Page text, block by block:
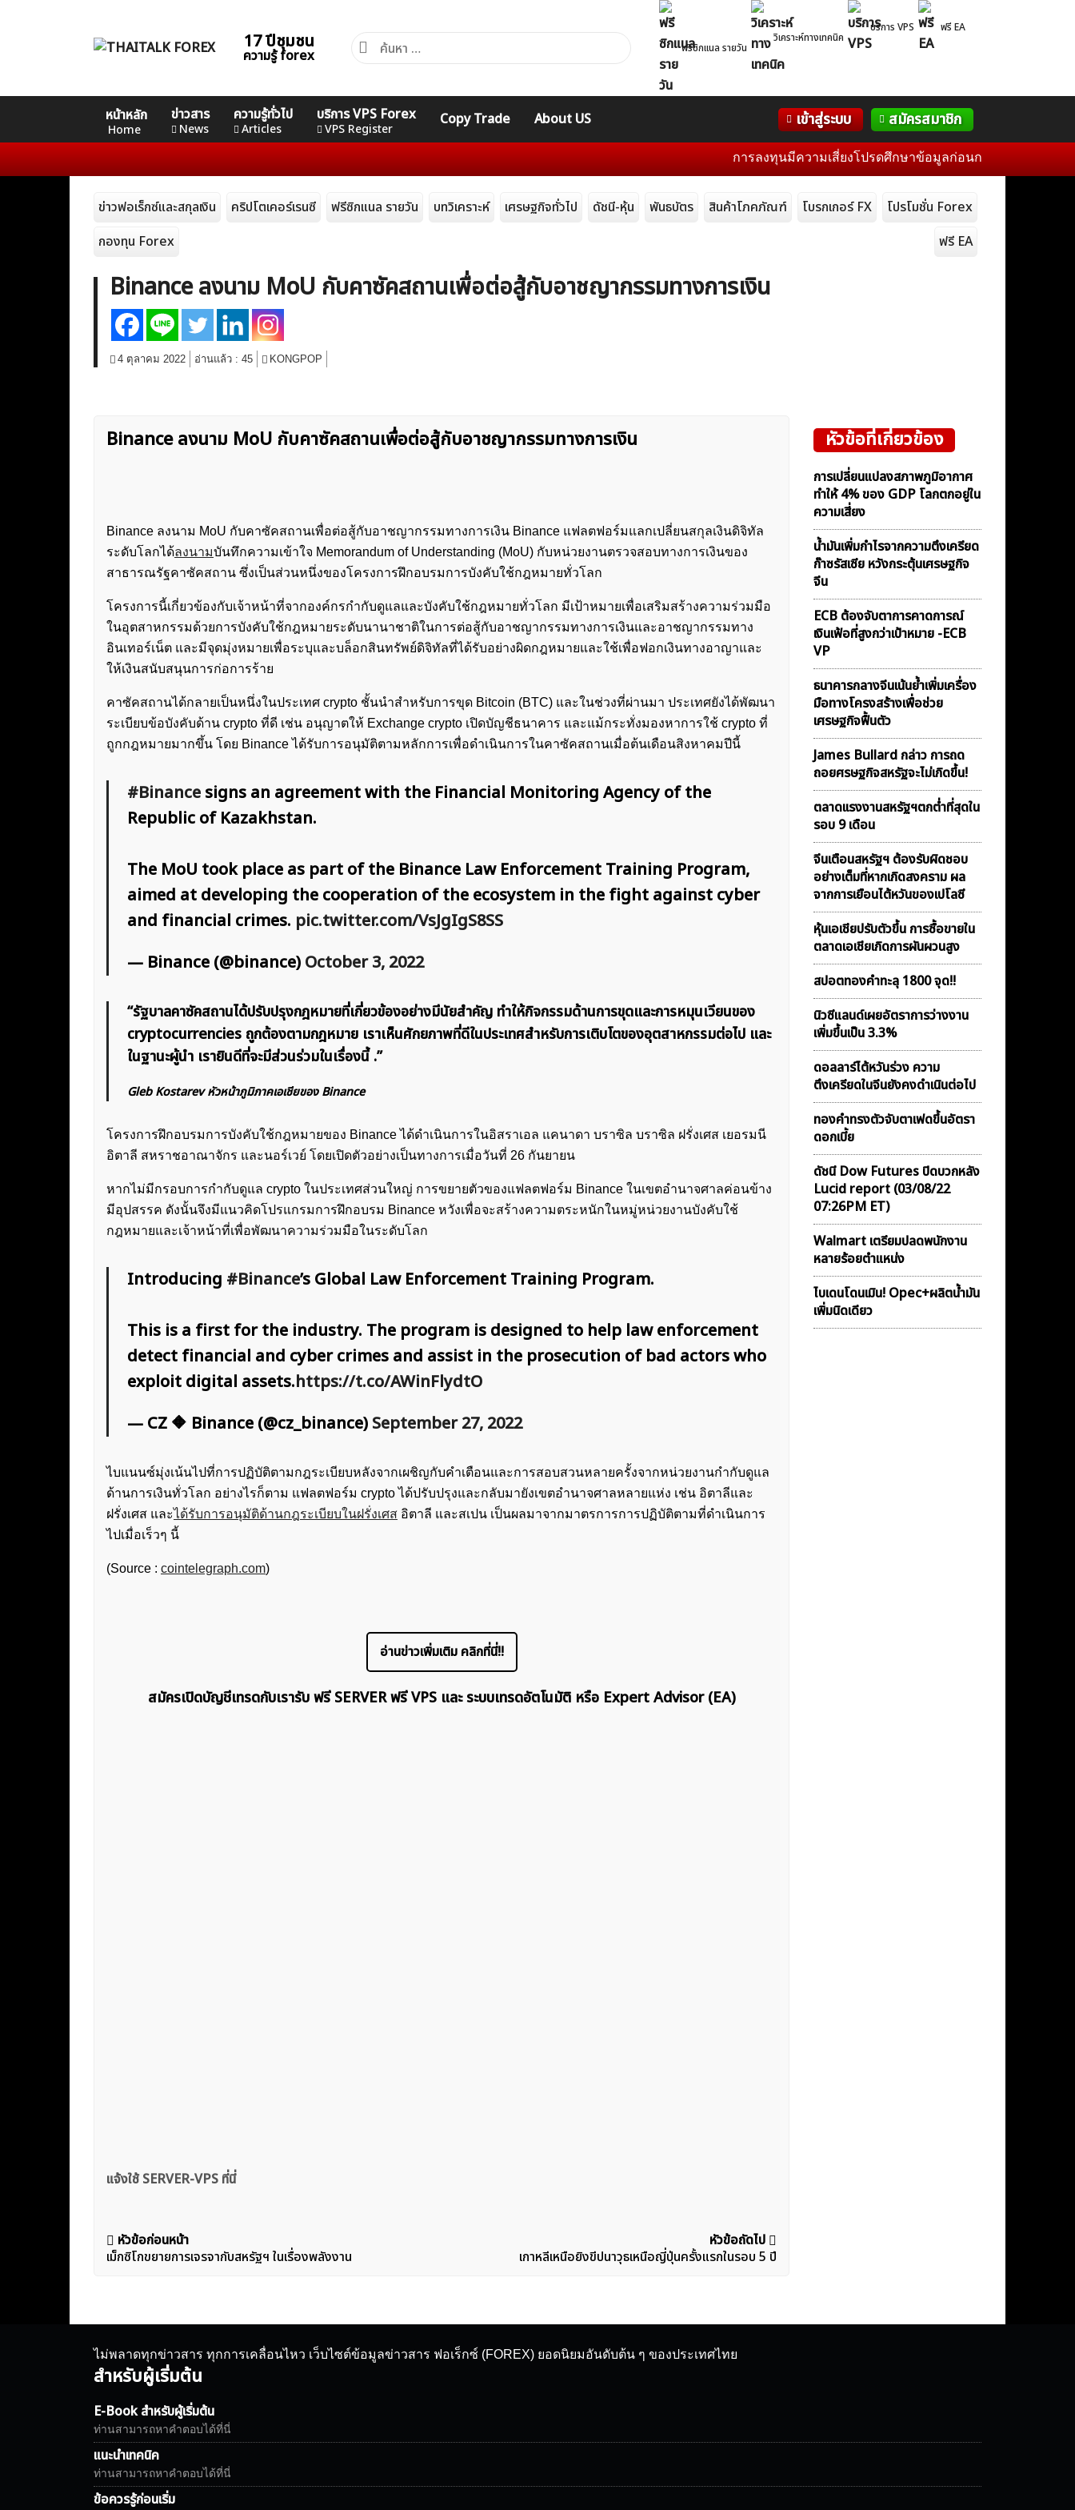
17 ปีชุมชน
ความรู้ forex
ค้นหา
สำหรับ:
ฟรีซิกแนล รายวัน
วิเคราะห์ทางเทคนิค
บริการ VPS ฟรี EA
หน้าหลัก
Home
ข่าวสาร
News
ความรู้ทั่วไป
Articles
บริการ VPS Forex
VPS Register
Copy Trade About US เข้าสู่ระบบ สมัครสมาชิก
VPS Register
ค้นหา
คอร์ส
Basic
คอร์ส
Advance
คอร์ส
Professional
คอร์ส
Expert Indicators
WelTrade กิจกรรม
ฟอรั่ม
การลงทุนมีความเสี่ยงโปรดศึกษาข้อมูลก่อนการตัดสินใจลงทุน และไ
ข่าวฟอเร็กซ์และสกุลเงิน คริปโตเคอร์เรนซี ฟรีซิกแนล รายวัน บทวิเคราะห์ เศรษฐกิจทั่วไป ดัชนี-หุ้น พันธบัตร สินค้าโภคภัณฑ์ โบรกเกอร์ FX
โปรโมชั่น Forex
กองทุน Forex
ฟรี EA
Binance ลงนาม MoU กับคาซัคสถานเพื่อต่อสู้กับอาชญากรรมทางการเงิน
4 ตุลาคม 2022 อ่านแล้ว : 45 KONGPOP
Binance ลงนาม MoU กับคาซัคสถานเพื่อต่อสู้กับอาชญากรรมทางการเงิน
Binance ลงนาม MoU กับคาซัคสถานเพื่อต่อสู้กับอาชญากรรมทางการเงิน Binance แฟลตฟอร์มแลกเปลี่ยนสกุลเงินดิจิทัล
ระดับโลกได้ลงนามบันทึกความเข้าใจ Memorandum of Understanding (MoU) กับหน่วยงานตรวจสอบทางการเงินของ
สาธารณรัฐคาซัคสถาน ซึ่งเป็นส่วนหนึ่งของโครงการฝึกอบรมการบังคับใช้กฎหมายทั่วโลก
โครงการนี้เกี่ยวข้องกับเจ้าหน้าที่จากองค์กรกำกับดูแลและบังคับใช้กฎหมายทั่วโลก มีเป้าหมายเพื่อเสริมสร้างความร่วมมือ
ในอุตสาหกรรมด้วยการบังคับใช้กฎหมายระดับนานาชาติในการต่อสู้กับอาชญากรรมทางการเงินและอาชญากรรมทาง
อินเทอร์เน็ต และมีจุดมุ่งหมายเพื่อระบุและบล็อกสินทรัพย์ดิจิทัลที่ได้รับอย่างผิดกฎหมายและใช้เพื่อฟอกเงินทางอาญาและ
ให้เงินสนับสนุนการก่อการร้าย
คาซัคสถานได้กลายเป็นหนึ่งในประเทศ crypto ชั้นนำสำหรับการขุด Bitcoin (BTC) และในช่วงที่ผ่านมา ประเทศยังได้พัฒนา
ระเบียบข้อบังคับด้าน crypto ที่ดี เช่น อนุญาตให้ Exchange crypto เปิดบัญชีธนาคาร และแม้กระทั่งมองหาการใช้ crypto ที่
ถูกกฎหมายมากขึ้น โดย Binance ได้รับการอนุมัติตามหลักการเพื่อดำเนินการในคาซัคสถานเมื่อต้นเดือนสิงหาคมปีนี้
#Binance signs an agreement with the Financial Monitoring Agency of the
Republic of Kazakhstan.
The MoU took place as part of the Binance Law Enforcement Training Program,
aimed at developing the cooperation of the ecosystem in the fight against cyber
and financial crimes. pic.twitter.com/VsJgIgS8SS
— Binance (@binance) October 3, 2022
“รัฐบาลคาซัคสถานได้ปรับปรุงกฎหมายที่เกี่ยวข้องอย่างมีนัยสำคัญ ทำให้กิจกรรมด้านการขุดและการหมุนเวียนของ
cryptocurrencies ถูกต้องตามกฎหมาย เราเห็นศักยภาพที่ดีในประเทศสำหรับการเติบโตของอุตสาหกรรมต่อไป และ
ในฐานะผู้นำ เรายินดีที่จะมีส่วนร่วมในเรื่องนี้ .”
Gleb Kostarev หัวหน้าภูมิภาคเอเชียของ Binance
โครงการฝึกอบรมการบังคับใช้กฎหมายของ Binance ได้ดำเนินการในอิสราเอล แคนาดา บราซิล บราซิล ฝรั่งเศส เยอรมนี
อิตาลี สหราชอาณาจักร และนอร์เวย์ โดยเปิดตัวอย่างเป็นทางการเมื่อวันที่ 26 กันยายน
หากไม่มีกรอบการกำกับดูแล crypto ในประเทศส่วนใหญ่ การขยายตัวของแฟลตฟอร์ม Binance ในเขตอำนาจศาลค่อนข้าง
มีอุปสรรค ดังนั้นจึงมีแนวคิดโปรแกรมการฝึกอบรม Binance หวังเพื่อจะสร้างความตระหนักในหมู่หน่วยงานบังคับใช้
กฎหมายและเจ้าหน้าที่เพื่อพัฒนาความร่วมมือในระดับโลก
Introducing #Binance’s Global Law Enforcement Training Program.
This is a first for the industry. The program is designed to help law enforcement
detect financial and cyber crimes and assist in the prosecution of bad actors who
exploit digital assets.https://t.co/AWinFlydtO
— CZ 🔶 Binance (@cz_binance) September 27, 2022
ไบแนนซ์มุ่งเน้นไปที่การปฏิบัติตามกฎระเบียบหลังจากเผชิญกับคำเตือนและการสอบสวนหลายครั้งจากหน่วยงานกำกับดูแล
ด้านการเงินทั่วโลก อย่างไรก็ตาม แฟลตฟอร์ม crypto ได้ปรับปรุงและกลับมายังเขตอำนาจศาลหลายแห่ง เช่น อิตาลีและ
ฝรั่งเศส และได้รับการอนุมัติด้านกฎระเบียบในฝรั่งเศส อิตาลี และสเปน เป็นผลมาจากมาตรการการปฏิบัติตามที่ดำเนินการ
ไปเมื่อเร็วๆ นี้
(Source : cointelegraph.com)
อ่านข่าวเพิ่มเติม คลิกที่นี่!!
สมัครเปิดบัญชีเทรดกับเรารับ ฟรี SERVER ฟรี VPS และ ระบบเทรดอัตโนมัติ หรือ Expert Advisor (EA)
แจ้งใช้ SERVER-VPS ที่นี่
แนะแนว
เรื่อง
หัวข้อก่อนหน้า
เม็กซิโกขยายการเจรจากับสหรัฐฯ ในเรื่องพลังงาน
หัวข้อถัดไป
เกาหลีเหนือยิงขีปนาวุธเหนือญี่ปุ่นครั้งแรกในรอบ 5 ปี
หัวข้อที่เกี่ยวข้อง
การเปลี่ยนแปลงสภาพภูมิอากาศ
ทำให้ 4% ของ GDP โลกตกอยู่ใน
ความเสี่ยง
น้ำมันเพิ่มกำไรจากความตึงเครียด
ก๊าซรัสเซีย หวังกระตุ้นเศรษฐกิจ
จีน
ECB ต้องจับตาการคาดการณ์
เงินเฟ้อที่สูงกว่าเป้าหมาย -ECB
VP
ธนาคารกลางจีนเน้นย้ำเพิ่มเครื่อง
มือทางโครงสร้างเพื่อช่วย
เศรษฐกิจฟื้นตัว
James Bullard กล่าว การถด
ถอยศรษฐกิจสหรัฐจะไม่เกิดขึ้น!
ตลาดเเรงงานสหรัฐฯตกต่ำที่สุดใน
รอบ 9 เดือน
จีนเตือนสหรัฐฯ ต้องรับผิดชอบ
อย่างเต็มที่หากเกิดสงคราม ผล
จากการเยือนไต้หวันของเปโลซี
หุ้นเอเชียปรับตัวขึ้น การซื้อขายใน
ตลาดเอเชียเกิดการผันผวนสูง
สปอตทองคำทะลุ 1800 จุด!!
นิวซีแลนด์เผยอัตราการว่างงาน
เพิ่มขึ้นเป็น 3.3%
ดอลลาร์ไต้หวันร่วง ความ
ตึงเครียดในจีนยังคงดำเนินต่อไป
ทองคำทรงตัวจับตาเฟดขึ้นอัตรา
ดอกเบี้ย
ดัชนี Dow Futures ปิดบวกหลัง
Lucid report (03/08/22
07:26PM ET)
Walmart เตรียมปลดพนักงาน
หลายร้อยตำแหน่ง
ไบเดนโดนเมิน! Opec+ผลิตน้ำมัน
เพิ่มนิดเดียว
ไม่พลาดทุกข่าวสาร ทุกการเคลื่อนไหว เว็บไซต์ข้อมูลข่าวสาร ฟอเร็กซ์ (FOREX) ยอดนิยมอันดับต้น ๆ ของประเทศไทย
สำหรับผู้เริ่มต้น
E-Book สำหรับผู้เริ่มต้น
ท่านสามารถหาคำตอบได้ที่นี่
แนะนำเทคนิค
ท่านสามารถหาคำตอบได้ที่นี่
ข้อควรรู้ก่อนเริ่ม